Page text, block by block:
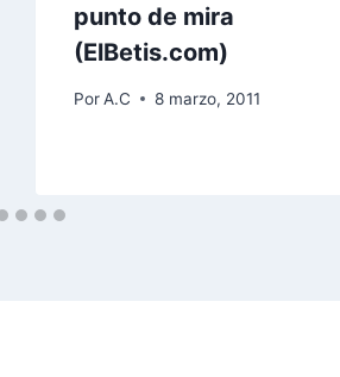
punto de mira
(ElBetis.com)
PorA.C 8 marzo, 2011